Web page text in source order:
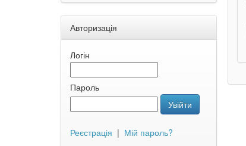
Авторизація
Логін
Пароль
Увійти
Реєстрація | Мій пароль?